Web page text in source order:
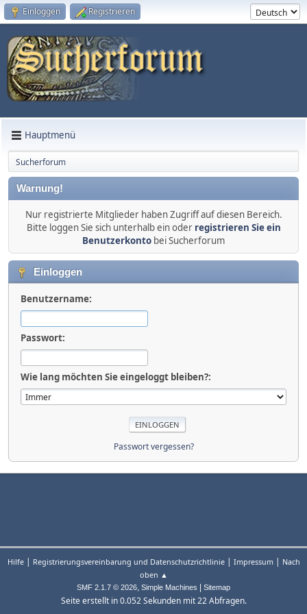
Einloggen Registrieren
Hauptmenü
Sucherforum
Warnung!
Nur registrierte Mitglieder haben Zugriff auf diesen Bereich.
Bitte loggen Sie sich unterhalb ein oder registrieren Sie ein
Benutzerkonto bei Sucherforum
Einloggen
Benutzername:
Passwort:
Wie lang möchten Sie eingeloggt bleiben?:
Passwort vergessen?
Hilfe| Registrierungsvereinbarung und Datenschutzrichtlinie| Impressum| Nach
oben ▲
SMF 2.1.7 © 2026, Simple Machines Sitemap
Seite erstellt in 0.052 Sekunden mit 22 Abfragen.